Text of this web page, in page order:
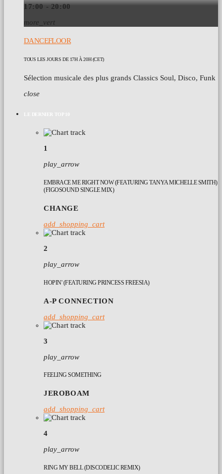
17:00 - 20:00
more_vert
DANCEFLOOR
TOUS LES JOURS DE 17H À 20H (CET)
Sélection musicale des plus grands Classics Soul, Disco, Funk
close
LE DERNIER TOP 10
1
play_arrow
EMBRACE ME RIGHT NOW (FEATURING TANYA MICHELLE SMITH)
(FIGOSOUND SINGLE MIX)
CHANGE
add_shopping_cart
2
play_arrow
HOPIN' (FEATURING PRINCESS FREESIA)
A-P CONNECTION
add_shopping_cart
3
play_arrow
FEELING SOMETHING
JEROBOAM
add_shopping_cart
4
play_arrow
RING MY BELL (DISCODELIC REMIX)